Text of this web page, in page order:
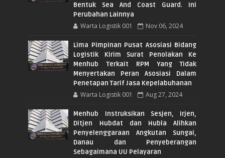
Bentuk Sea And Coast Guard. Ini
Perubahan Lainnya
Warta Logistik 001 Nov 06, 2024
Lima Pimpinan Pusat Asosiasi Bidang
Logistik Kirim Surat Penolakan Ke
Menhub Terkait RPM Yang Tidak
Menyertakan Peran Asosiasi Dalam
Penetapan Tarif Jasa Kepelabuhanan
Warta Logistik 001 Aug 27, 2024
Menhub Instruksikan Sesjen, Irjen,
Ditjen Hubdat dan Hubla Alihkan
Penyelenggaraan Angkutan Sungai,
Danau dan Penyeberangan
Sebagaimana UU Pelayaran